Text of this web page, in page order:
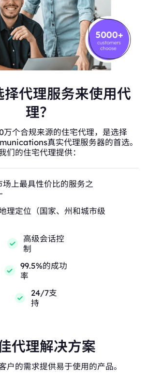
择代理服务来使用代
理？
万个合规来源的住宅代理，是选择
真实代理服务器的首选。
们的住宅代理提供：
场上最具性价比的服务之
理定位（国家、州和城市级
高级会话控
制
99.5%的成功
率
24/7支
持
代理解决方案
户的需求提供易于使用的产品。